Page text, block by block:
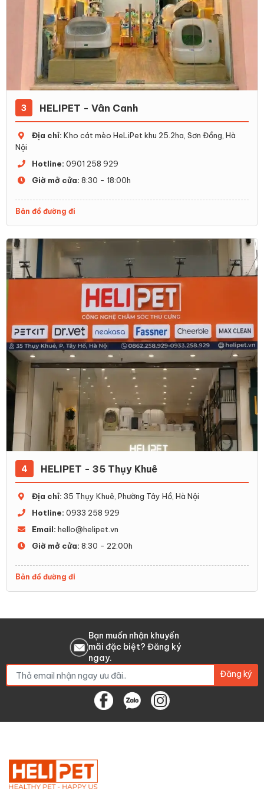
3 HELIPET - Vân Canh
Địa chỉ: Kho cát mèo HeLiPet khu 25.2ha, Sơn Đồng, Hà
Nội
Hotline: 0901 258 929
Giờ mở cửa: 8:30 - 18:00h
Bản đồ đường đi
4 HELIPET - 35 Thụy Khuê
Địa chỉ: 35 Thụy Khuê, Phường Tây Hồ, Hà Nội
Hotline: 0933 258 929
Email: hello@helipet.vn
Giờ mở cửa: 8:30 - 22:00h
Bản đồ đường đi
Bạn muốn nhận khuyến
mãi đặc biệt? Đăng ký
ngay.
Đăng ký